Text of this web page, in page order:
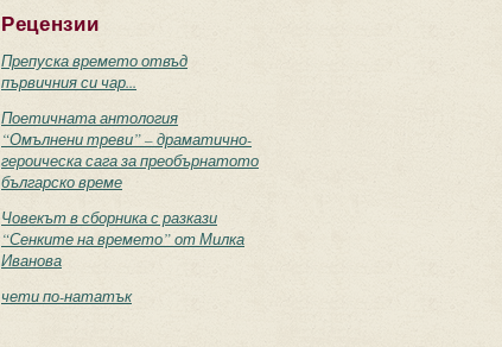
Рецензии
Препуска времето отвъд
първичния си чар...
Поетичната антология
“Омълнени треви” – драматично-
героическа сага за преобърнатото
българско време
Човекът в сборника с разкази
“Сенките на времето” от Милка
Иванова
чети по-нататък